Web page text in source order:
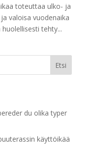
toteuttaa ulko- ja
valoisa vuodenaika
tehty...
Etsi
du olika typer
käyttöikää